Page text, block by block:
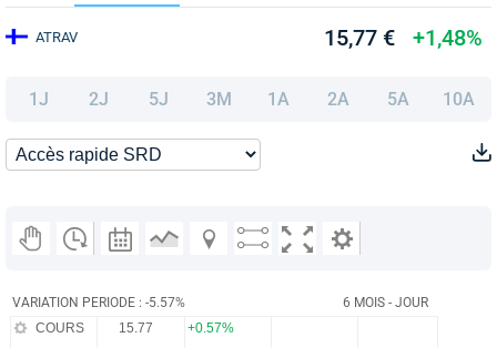
ATRAV 15,77 € +1,48%
1J 2J 5J 3M 1A 2A 5A 10A
VARIATION PERIODE : -5.57% 6 MOIS - JOUR
COURS 15.77 +0.57%